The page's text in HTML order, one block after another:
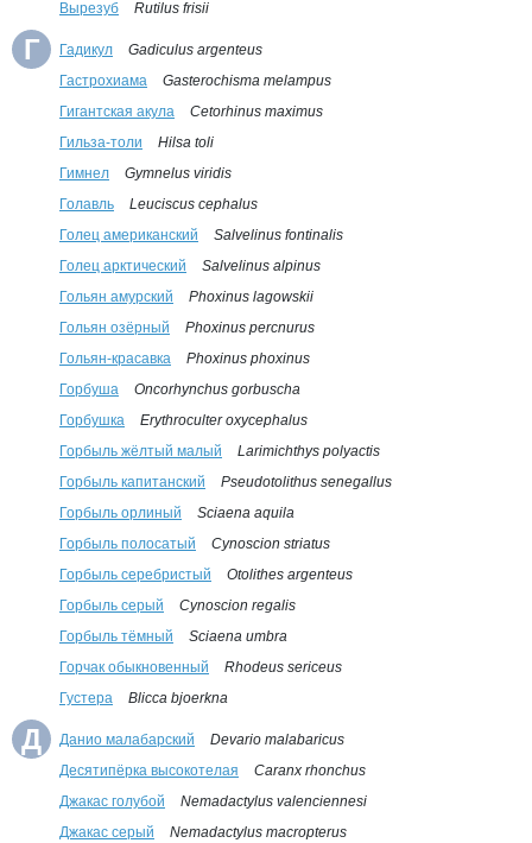
Вырезуб Rutilus frisii
Г Гадикул
Gadiculus argenteus
Гастрохиама
Gasterochisma melampus
Гигантская акула
Cetorhinus maximus
Гильза-толи
Hilsa toli
Гимнел
Gymnelus viridis
Голавль
Leuciscus cephalus
Голец американский
Salvelinus fontinalis
Голец арктический
Salvelinus alpinus
Гольян амурский
Phoxinus lagowskii
Гольян озёрный
Phoxinus percnurus
Гольян-красавка
Phoxinus phoxinus
Горбуша
Oncorhynchus gorbuscha
Горбушка
Erythroculter oxycephalus
Горбыль жёлтый малый
Larimichthys polyactis
Горбыль капитанский
Pseudotolithus senegallus
Горбыль орлиный
Sciaena aquila
Горбыль полосатый
Cynoscion striatus
Горбыль серебристый
Otolithes argenteus
Горбыль серый
Cynoscion regalis
Горбыль тёмный
Sciaena umbra
Горчак обыкновенный
Rhodeus sericeus
Густера
Blicca bjoerkna
Д Данио малабарский
Devario malabaricus
Десятипёрка высокотелая
Caranx rhonchus
Джакас голубой
Nemadactylus valenciennesi
Джакас серый
Nemadactylus macropterus